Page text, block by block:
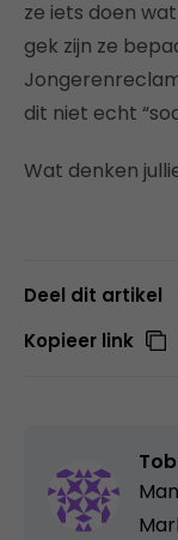
ze iets doen
gek zijn ze
dit niet echt
Wat denken
Deel dit artikel
Kopieer link